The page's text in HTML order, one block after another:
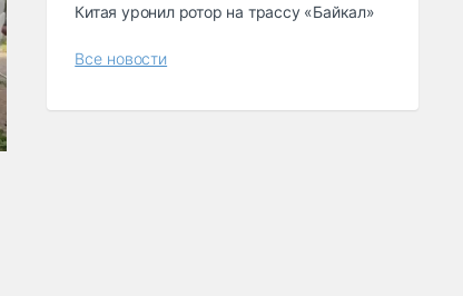
Китая уронил ротор на трассу «Байкал»
Все новости